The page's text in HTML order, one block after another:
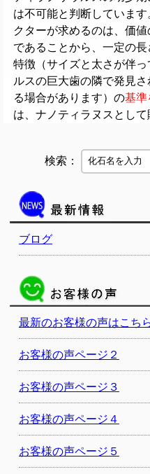
は不可能と判断していま
クターが求めるのは、価
であることから、一定の
特徴（サイズと太さが伴
ルスの巨大歯の隣で発見
る場合があります）の基準
は、ナノティラヌスとして
検索：
ブログ
最新のお客様の声はこち
お客様の声ページ２
お客様の声ページ３
お客様の声ページ４
お客様の声ページ５